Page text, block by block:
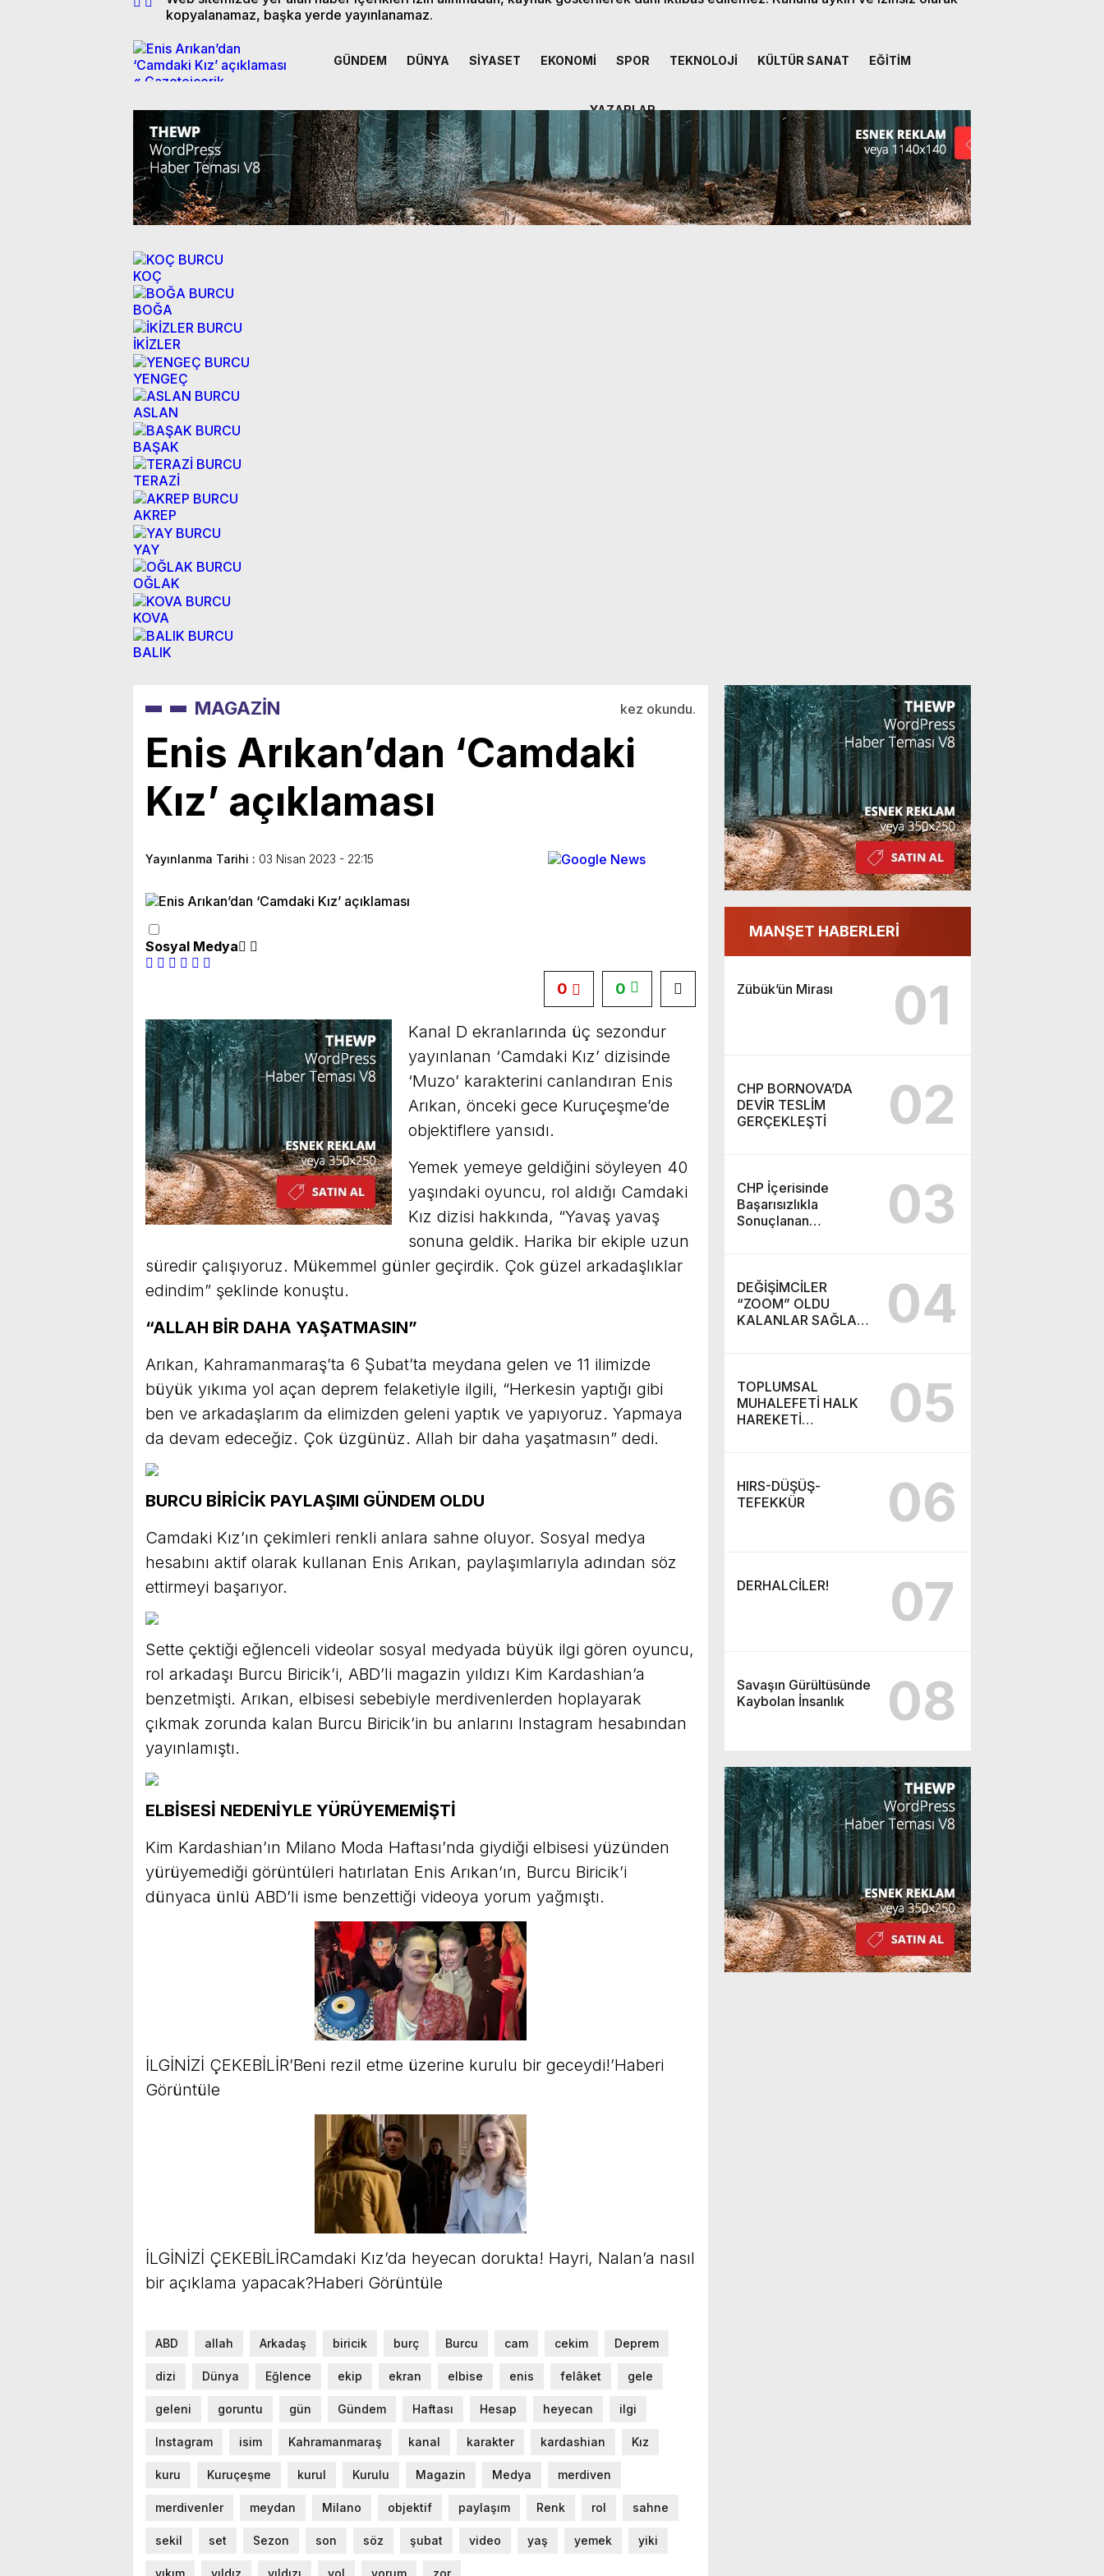
kopyalanamaz, başka yerde yayınlanamaz.
GÜNDEM DÜNYA SİYASET EKONOMİ SPOR TEKNOLOJİ KÜLTÜR SANAT EĞİTİM
YAZARLAR
KOÇ
BOĞA
İKİZLER
YENGEÇ
ASLAN
BAŞAK
TERAZİ
AKREP
YAY
OĞLAK
KOVA
BALIK
MAGAZİN kez okundu.
Enis Arıkan’dan ‘Camdaki
Kız’ açıklaması
Yayınlanma Tarihi : 03 Nisan 2023 - 22:15
Sosyal Medya
0
0
Kanal D ekranlarında üç sezondur
yayınlanan ‘Camdaki Kız’ dizisinde
‘Muzo’ karakterini canlandıran Enis
Arıkan, önceki gece Kuruçeşme’de
objektiflere yansıdı.
Yemek yemeye geldiğini söyleyen 40
yaşındaki oyuncu, rol aldığı Camdaki
Kız dizisi hakkında, “Yavaş yavaş
sonuna geldik. Harika bir ekiple uzun
süredir çalışıyoruz. Mükemmel günler geçirdik. Çok güzel arkadaşlıklar
edindim” şeklinde konuştu.
“ALLAH BİR DAHA YAŞATMASIN”
Arıkan, Kahramanmaraş’ta 6 Şubat’ta meydana gelen ve 11 ilimizde
büyük yıkıma yol açan deprem felaketiyle ilgili, “Herkesin yaptığı gibi
ben ve arkadaşlarım da elimizden geleni yaptık ve yapıyoruz. Yapmaya
da devam edeceğiz. Çok üzgünüz. Allah bir daha yaşatmasın” dedi.
BURCU BİRİCİK PAYLAŞIMI GÜNDEM OLDU
Camdaki Kız’ın çekimleri renkli anlara sahne oluyor. Sosyal medya
hesabını aktif olarak kullanan Enis Arıkan, paylaşımlarıyla adından söz
ettirmeyi başarıyor.
Sette çektiği eğlenceli videolar sosyal medyada büyük ilgi gören oyuncu,
rol arkadaşı Burcu Biricik’i, ABD’li magazin yıldızı Kim Kardashian’a
benzetmişti. Arıkan, elbisesi sebebiyle merdivenlerden hoplayarak
çıkmak zorunda kalan Burcu Biricik’in bu anlarını Instagram hesabından
yayınlamıştı.
ELBİSESİ NEDENİYLE YÜRÜYEMEMİŞTİ
Kim Kardashian’ın Milano Moda Haftası’nda giydiği elbisesi yüzünden
yürüyemediği görüntüleri hatırlatan Enis Arıkan’ın, Burcu Biricik’i
dünyaca ünlü ABD’li isme benzettiği videoya yorum yağmıştı.
İLGİNİZİ ÇEKEBİLİR’Beni rezil etme üzerine kurulu bir geceydi!’Haberi
Görüntüle
İLGİNİZİ ÇEKEBİLİRCamdaki Kız’da heyecan dorukta! Hayri, Nalan’a nasıl
bir açıklama yapacak?Haberi Görüntüle
ABD allah Arkadaş biricik burç Burcu cam cekim Deprem
dizi Dünya Eğlence ekip ekran elbise enis felâket gele
geleni goruntu gün Gündem Haftası Hesap heyecan ilgi
Instagram isim Kahramanmaraş kanal karakter kardashian Kız
kuru Kuruçeşme kurul Kurulu Magazin Medya merdiven
merdivenler meydan Milano objektif paylaşım Renk rol sahne
sekil set Sezon son söz şubat video yaş yemek yiki
yıkım yıldız yıldızı yol yorum zor
MANŞET HABERLERİ
Zübük’ün Mirası 01
CHP BORNOVA’DA
DEVİR TESLİM
GERÇEKLEŞTİ
02
CHP İçerisinde
Başarısızlıkla
Sonuçlanan
Parti
03
DEĞİŞİMCİLER
“ZOOM” OLDU
KALANLAR SAĞLAR
04
TOPLUMSAL
MUHALEFETİ HALK
HAREKETİ
05
HIRS-DÜŞÜŞ-
TEFEKKÜR
06
DERHALCİLER! 07
Savaşın Gürültüsünde
Kaybolan İnsanlık
08